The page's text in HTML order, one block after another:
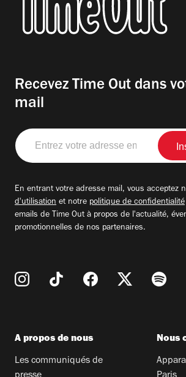
Recevez Time Out dans
mail
Entrez
votre
adresse
En entrant votre adresse mail, vous acceptez
d'utilisation et notre politique de confidentialité
emails de Time Out à propos de l'actualité,
promotionnelles de nos partenaires.
A propos de nous
Les communiqués de
Nous